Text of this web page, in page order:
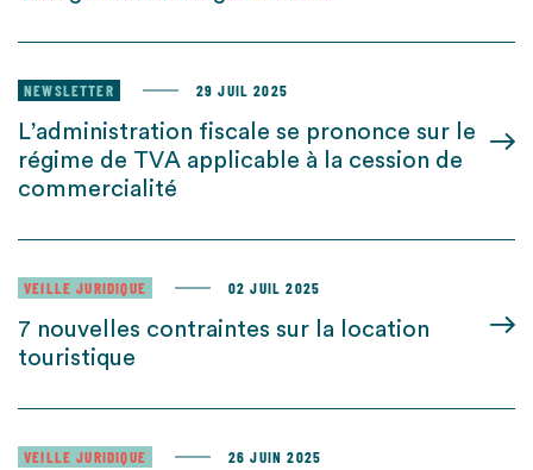
NEWSLETTER 29 JUIL 2025
L’administration fiscale se prononce sur le
régime de TVA applicable à la cession de
commercialité
VEILLE JURIDIQUE 02 JUIL 2025
7 nouvelles contraintes sur la location
touristique
VEILLE JURIDIQUE 26 JUIN 2025